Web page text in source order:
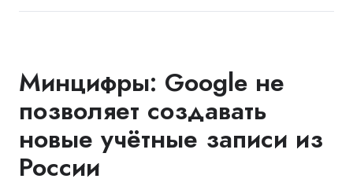
Минцифры: Google не
позволяет создавать
новые учётные записи из
России